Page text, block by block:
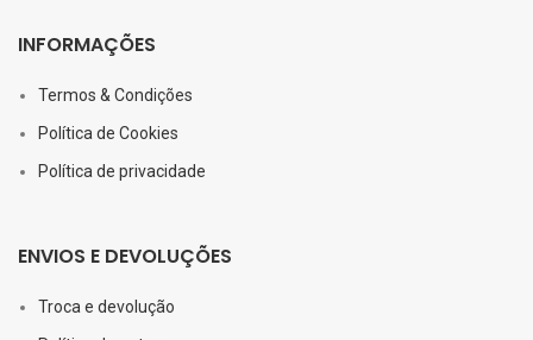
INFORMAÇÕES
Termos & Condições
Política de Cookies
Política de privacidade
ENVIOS E DEVOLUÇÕES
Troca e devolução